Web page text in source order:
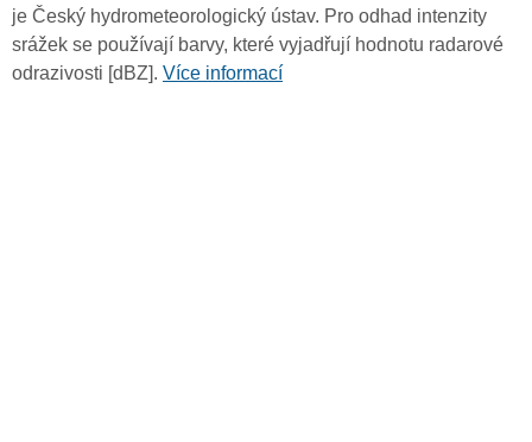
je Český hydrometeorologický ústav. Pro odhad intenzity
srážek se používají barvy, které vyjadřují hodnotu radarové
odrazivosti [dBZ]. Více informací